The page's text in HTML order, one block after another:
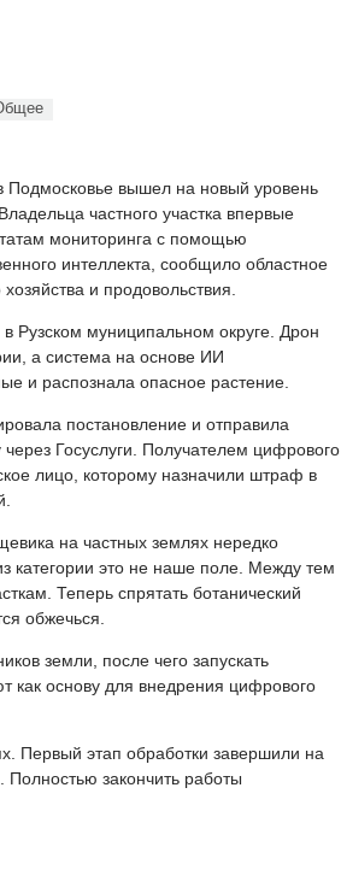
Подмосковье вышел на новый уровень
частного участка впервые
мониторинга с помощью
интеллекта, сообщило областное
и продовольствия.
в Рузском муниципальном округе. Дрон
а система на основе ИИ
и распознала опасное растение.
постановление и отправила
Госуслуги. Получателем цифрового
лицо, которому назначили штраф в
на частных землях нередко
категории это не наше поле. Между тем
Теперь спрятать ботанический
обжечься.
земли, после чего запускать
как основу для внедрения цифрового
Первый этап обработки завершили на
закончить работы